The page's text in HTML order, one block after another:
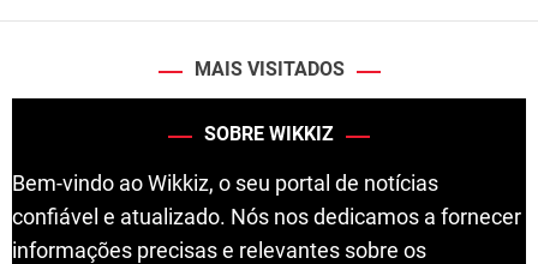
MAIS VISITADOS
SOBRE WIKKIZ
Bem-vindo ao Wikkiz, o seu portal de notícias
confiável e atualizado. Nós nos dedicamos a fornecer
informações precisas e relevantes sobre os